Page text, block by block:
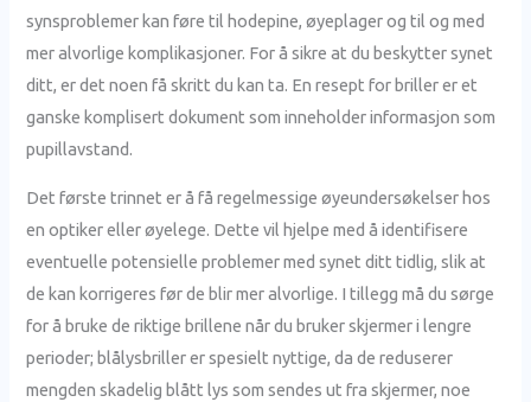
synsproblemer kan føre til hodepine, øyeplager og til og med
mer alvorlige komplikasjoner. For å sikre at du beskytter synet
ditt, er det noen få skritt du kan ta. En resept for briller er et
ganske komplisert dokument som inneholder informasjon som
pupillavstand.
Det første trinnet er å få regelmessige øyeundersøkelser hos
en optiker eller øyelege. Dette vil hjelpe med å identifisere
eventuelle potensielle problemer med synet ditt tidlig, slik at
de kan korrigeres før de blir mer alvorlige. I tillegg må du sørge
for å bruke de riktige brillene når du bruker skjermer i lengre
perioder; blålysbriller er spesielt nyttige, da de reduserer
mengden skadelig blått lys som sendes ut fra skjermer, noe